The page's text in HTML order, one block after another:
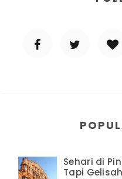
Sehari di
Tapi Gelisah